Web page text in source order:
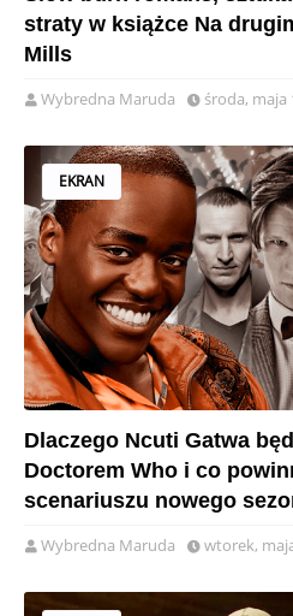
straty w książce Na
Mills
Wybredna Maruda środa, maja
EKRAN
Dlaczego Ncuti Gatwa
Doctorem Who i co
scenariuszu nowego
Wybredna Maruda wtorek,